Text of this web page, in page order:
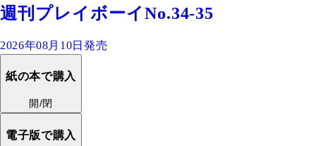
週刊プレイボーイNo.34-35
2026年08月10日発売
紙の本で購入
開/閉
電子版で購入